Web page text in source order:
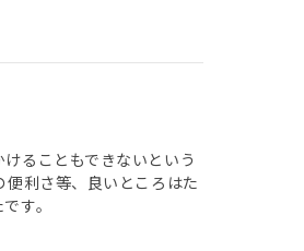
ることもできないという
利さ等、良いところはた
す。